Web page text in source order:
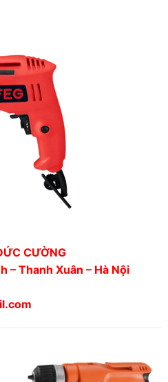
CƯỜNG
– Thanh Xuân – Hà Nội